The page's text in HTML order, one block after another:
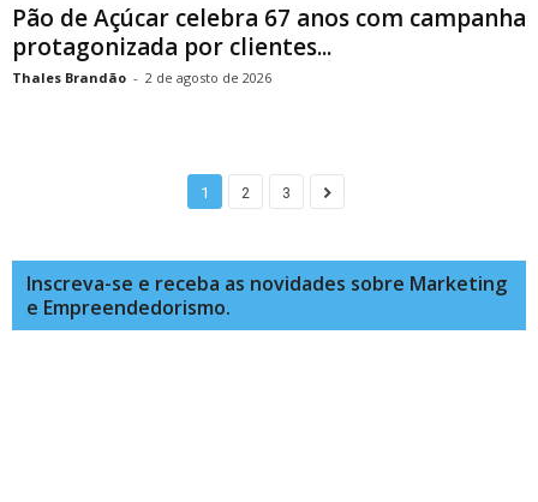
Pão de Açúcar celebra 67 anos com campanha
protagonizada por clientes...
Thales Brandão - 2 de agosto de 2026
1 2 3
Inscreva-se e receba as novidades sobre Marketing
e Empreendedorismo.